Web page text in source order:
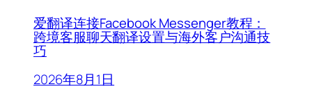
爱翻译连接Facebook Messenger教程：
跨境客服聊天翻译设置与海外客户沟通技
巧
2026年8月1日